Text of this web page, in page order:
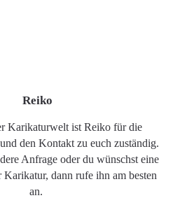
Reiko
Karikaturwelt ist Reiko für die
den Kontakt zu euch zuständig.
Anfrage oder du wünschst eine
Karikatur, dann rufe ihn am besten
an.